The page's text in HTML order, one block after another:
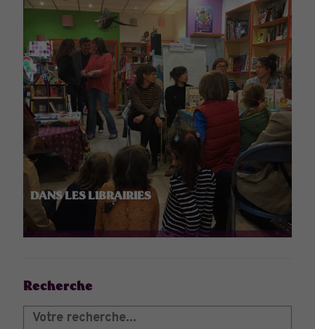
DANS LES LIBRAIRIES
Recherche